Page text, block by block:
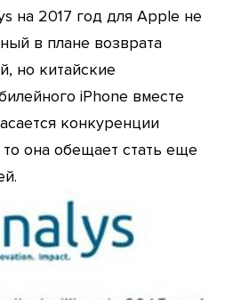
на 2017 год для Apple не
в плане возврата
но китайские
iPhone вместе
конкуренции
то она обещает стать еще